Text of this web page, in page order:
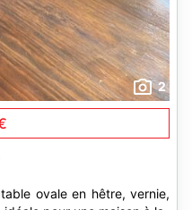
2
ovale en hêtre, vernie,